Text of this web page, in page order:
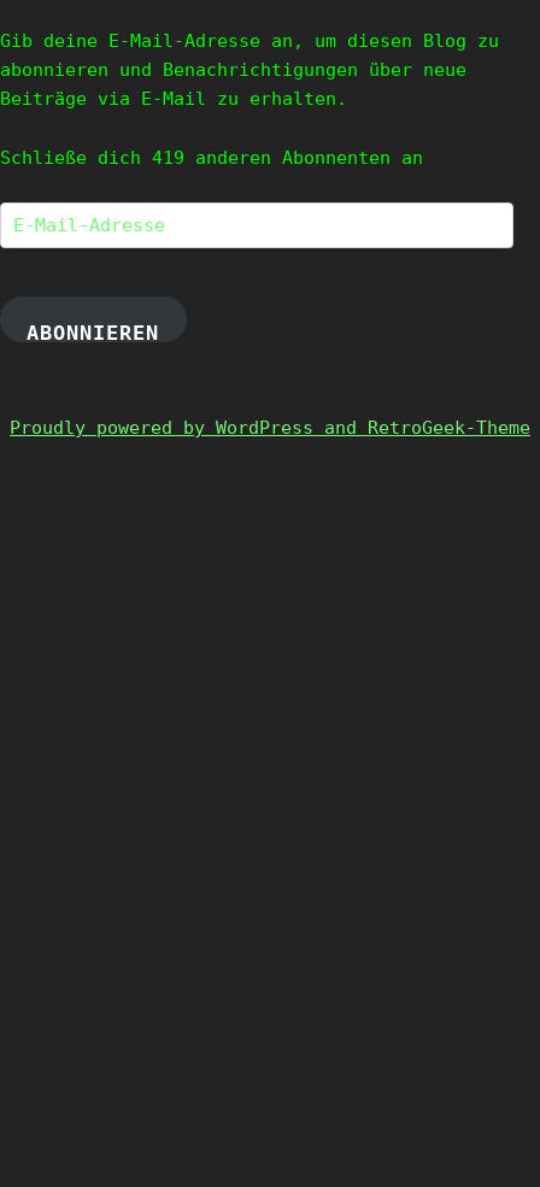
Gib deine E-Mail-Adresse an, um diesen Blog zu
abonnieren und Benachrichtigungen über neue
Beiträge via E-Mail zu erhalten.
Schließe dich 419 anderen Abonnenten an
E-
Mail-
ABONNIEREN
Proudly powered by WordPress and RetroGeek-Theme